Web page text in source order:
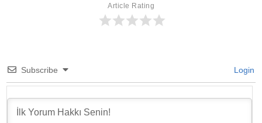
Article Rating
Subscribe Login